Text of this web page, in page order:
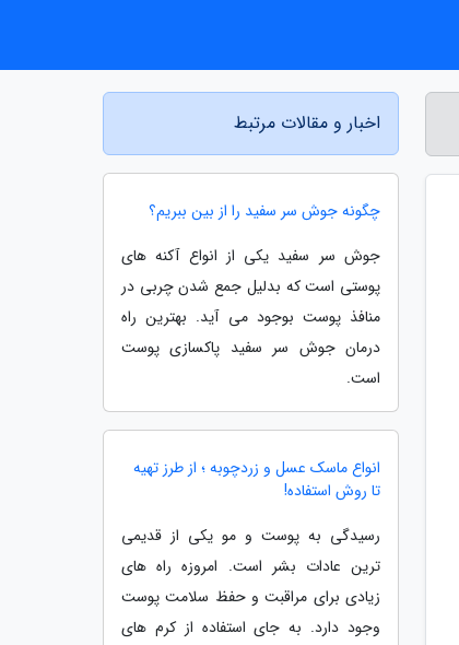
اخبار و مقالات مرتبط
چگونه جوش سر سفید را از بین ببریم؟
جوش سر سفید یکی از انواع آکنه های
پوستی است که بدلیل جمع شدن چربی در
منافذ پوست بوجود می آید. بهترین راه
درمان جوش سر سفید پاکسازی پوست
است.
انواع ماسک عسل و زردچوبه ؛ از طرز تهیه
تا روش استفاده!
رسیدگی به پوست و مو یکی از قدیمی
ترین عادات بشر است. امروزه راه های
زیادی برای مراقبت و حفظ سلامت پوست
وجود دارد. به جای استفاده از کرم های